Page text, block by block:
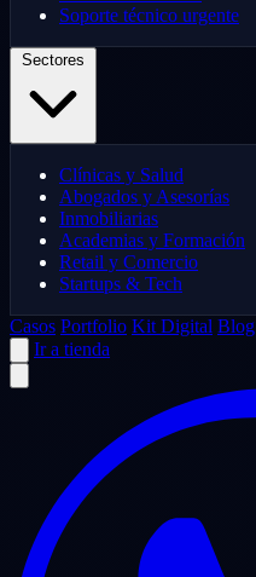
Soporte técnico urgente
Clínicas y Salud
Abogados y Asesorías
Inmobiliarias
Academias y Formación
Retail y Comercio
Startups & Tech
Casos Portfolio Kit Digital Blog
Ir a tienda